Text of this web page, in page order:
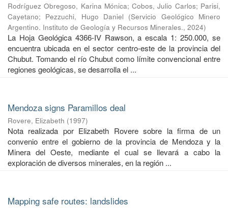
Rodríguez Obregoso, Karina Mónica;Cobos, Julio Carlos; Parisi,
Cayetano; Pezzuchi, Hugo Daniel (Servicio Geológico Minero
Argentino. Instituto de Geología y Recursos Minerales., 2024)
La Hoja Geológica 4366-IV Rawson, a escala 1: 250.000, se
encuentra ubicada en el sector centro-este de la provincia del
Chubut. Tomando el río Chubut como límite convencional entre
regiones geológicas, se desarrolla el ...
Mendoza signs Paramillos deal
Rovere, Elizabeth (1997)
Nota realizada por Elizabeth Rovere sobre la firma de un
convenio entre el gobierno de la provincia de Mendoza y la
Minera del Oeste, mediante el cual se llevará a cabo la
exploración de diversos minerales, en la región ...
Mapping safe routes: landslides